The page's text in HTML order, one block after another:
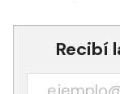
Recibí